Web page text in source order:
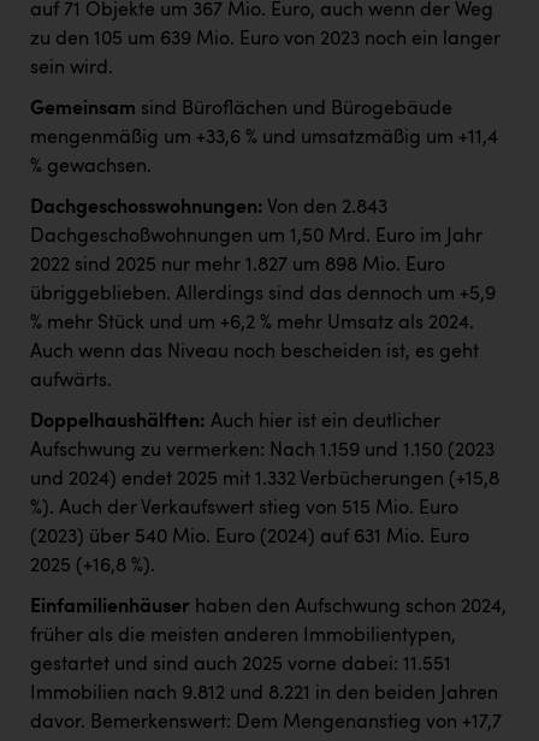
auf 71 Objekte um 367 Mio. Euro, auch wenn der Weg
zu den 105 um 639 Mio. Euro von 2023 noch ein langer
sein wird.
Gemeinsam sind Büroflächen und Bürogebäude
mengenmäßig um +33,6 % und umsatzmäßig um +11,4
% gewachsen.
Dachgeschosswohnungen: Von den 2.843
Dachgeschoßwohnungen um 1,50 Mrd. Euro im Jahr
2022 sind 2025 nur mehr 1.827 um 898 Mio. Euro
übriggeblieben. Allerdings sind das dennoch um +5,9
% mehr Stück und um +6,2 % mehr Umsatz als 2024.
Auch wenn das Niveau noch bescheiden ist, es geht
aufwärts.
Doppelhaushälften: Auch hier ist ein deutlicher
Aufschwung zu vermerken: Nach 1.159 und 1.150 (2023
und 2024) endet 2025 mit 1.332 Verbücherungen (+15,8
%). Auch der Verkaufswert stieg von 515 Mio. Euro
(2023) über 540 Mio. Euro (2024) auf 631 Mio. Euro
2025 (+16,8 %).
Einfamilienhäuser haben den Aufschwung schon 2024,
früher als die meisten anderen Immobilientypen,
gestartet und sind auch 2025 vorne dabei: 11.551
Immobilien nach 9.812 und 8.221 in den beiden Jahren
davor. Bemerkenswert: Dem Mengenanstieg von +17,7